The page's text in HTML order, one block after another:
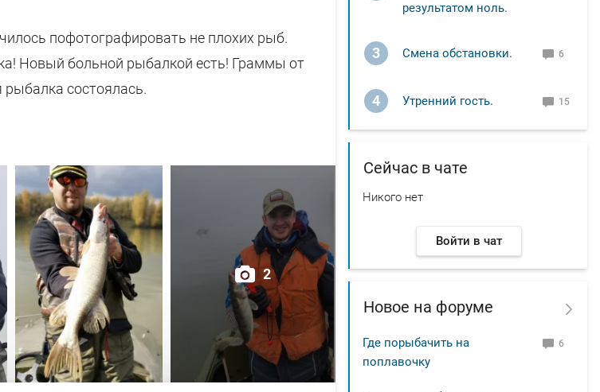
пофотографировать не плохих рыб.
Новый больной рыбалкой есть! Граммы от
состоялась.
2
результатом ноль.
3 Смена обстановки. 6
4 Утренний гость. 15
Сейчас в чате
Никого нет
Войти в чат
Новое на форуме
Где порыбачить на
поплавочку
6